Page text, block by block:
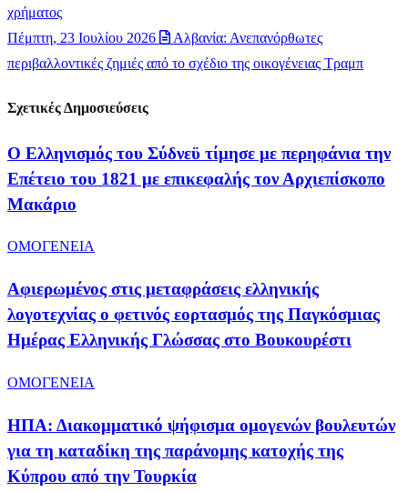
χρήματος
Πέμπτη, 23 Ιουλίου 2026
Αλβανία: Ανεπανόρθωτες
περιβαλλοντικές ζημιές από το σχέδιο της οικογένειας Τραμπ
Σχετικές Δημοσιεύσεις
Ο Ελληνισμός του Σύδνεϋ τίμησε με περηφάνια την
Επέτειο του 1821 με επικεφαλής τον Αρχιεπίσκοπο
Μακάριο
ΟΜΟΓΕΝΕΙΑ
Αφιερωμένος στις μεταφράσεις ελληνικής
λογοτεχνίας ο φετινός εορτασμός της Παγκόσμιας
Ημέρας Ελληνικής Γλώσσας στο Βουκουρέστι
ΟΜΟΓΕΝΕΙΑ
ΗΠΑ: Διακομματικό ψήφισμα ομογενών βουλευτών
για τη καταδίκη της παράνομης κατοχής της
Κύπρου από την Τουρκία